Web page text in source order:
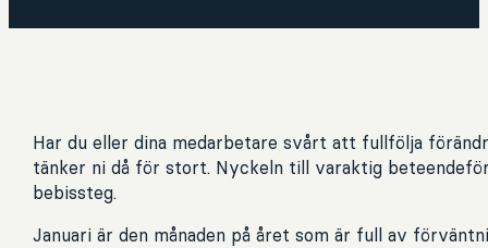
Har du eller dina medarbetare svårt att fullfölja
tänker ni då för stort. Nyckeln till varaktig
bebissteg.
Januari är den månaden på året som är full av